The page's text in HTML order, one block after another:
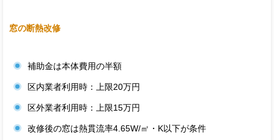
窓の断熱改修
補助金は本体費用の半額
区内業者利用時：上限20万円
区外業者利用時：上限15万円
改修後の窓は熱貫流率4.65W/㎡・K以下が条件